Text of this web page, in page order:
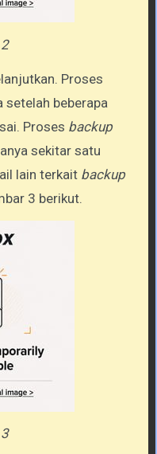
Proses
setelah beberapa
Proses backup
sekitar satu
lain terkait backup
3 berikut.